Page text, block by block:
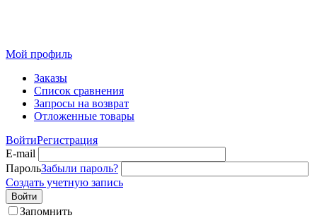
Мой профиль
Заказы
Список сравнения
Запросы на возврат
Отложенные товары
ВойтиРегистрация
E-mail
ПарольЗабыли пароль?
Создать учетную запись
Войти
Запомнить